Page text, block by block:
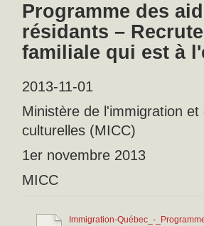
Programme des
résidants –
familiale qui est à
2013-11-01
Ministère de l'immigration
culturelles (MICC)
1er novembre 2013
MICC
Immigration-Québec_-